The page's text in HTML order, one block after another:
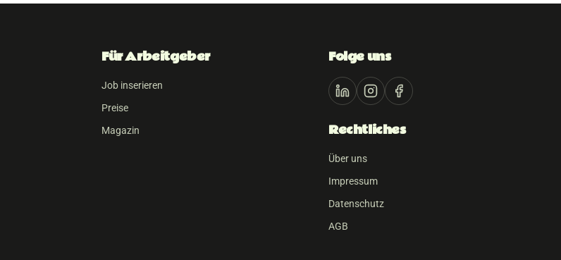
Für Arbeitgeber
Job inserieren
Preise
Magazin
Folge uns
Rechtliches
Über uns
Impressum
Datenschutz
AGB